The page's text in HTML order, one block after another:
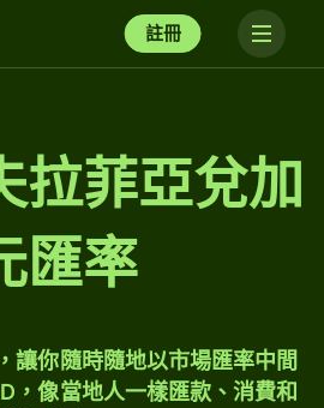
註冊
拉菲亞兌加
匯率
讓你隨時隨地以市場匯率中間
，像當地人一樣匯款、消費和